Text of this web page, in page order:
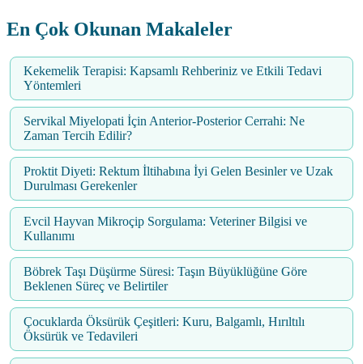
En Çok Okunan Makaleler
Kekemelik Terapisi: Kapsamlı Rehberiniz ve Etkili Tedavi
Yöntemleri
Servikal Miyelopati İçin Anterior-Posterior Cerrahi: Ne
Zaman Tercih Edilir?
Proktit Diyeti: Rektum İltihabına İyi Gelen Besinler ve Uzak
Durulması Gerekenler
Evcil Hayvan Mikroçip Sorgulama: Veteriner Bilgisi ve
Kullanımı
Böbrek Taşı Düşürme Süresi: Taşın Büyüklüğüne Göre
Beklenen Süreç ve Belirtiler
Çocuklarda Öksürük Çeşitleri: Kuru, Balgamlı, Hırıltılı
Öksürük ve Tedavileri